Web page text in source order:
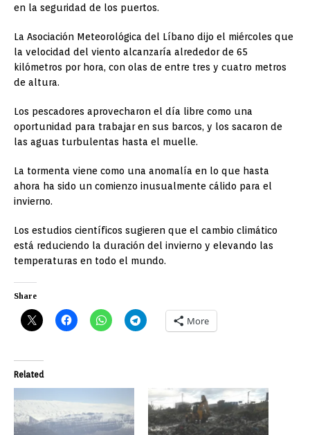
en la seguridad de los puertos.
La Asociación Meteorológica del Líbano dijo el miércoles que
la velocidad del viento alcanzaría alrededor de 65
kilómetros por hora, con olas de entre tres y cuatro metros
de altura.
Los pescadores aprovecharon el día libre como una
oportunidad para trabajar en sus barcos, y los sacaron de
las aguas turbulentas hasta el muelle.
La tormenta viene como una anomalía en lo que hasta
ahora ha sido un comienzo inusualmente cálido para el
invierno.
Los estudios científicos sugieren que el cambio climático
está reduciendo la duración del invierno y elevando las
temperaturas en todo el mundo.
Share
More
Related